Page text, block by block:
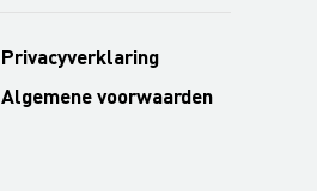
Privacyverklaring
Algemene voorwaarden